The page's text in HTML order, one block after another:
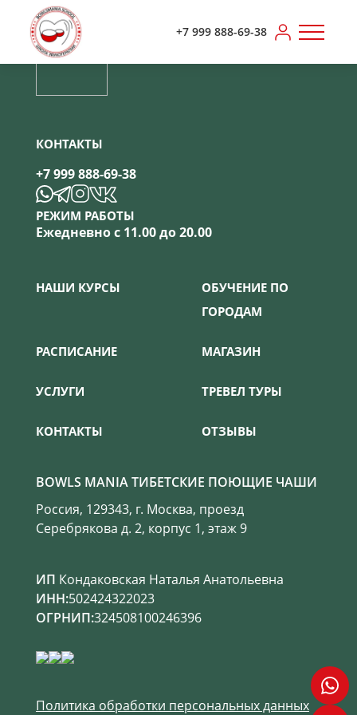
+7 999 888-69-38
BOWLS MANIA ТИБЕТСКИЕ ПОЮЩИЕ ЧАШИ
Россия, 129343, г. Москва, проезд
Серебрякова д. 2, корпус 1, этаж 9
КОНТАКТЫ
+7 999 888-69-38
РЕЖИМ РАБОТЫ
Ежедневно с 11.00 до 20.00
НАШИ КУРСЫ
ОБУЧЕНИЕ ПО
ГОРОДАМ
РАСПИСАНИЕ МАГАЗИН
УСЛУГИ ТРЕВЕЛ ТУРЫ
КОНТАКТЫ ОТЗЫВЫ
ИП Кондаковская Наталья Анатольевна
ИНН:502424322023
ОГРНИП:324508100246396
Политика обработки персональных данных